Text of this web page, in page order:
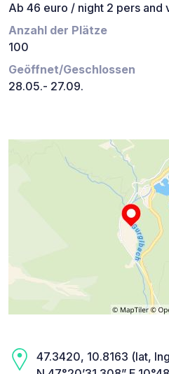
Ab 46 euro / night 2 pers and
Anzahl der Plätze
100
Geöffnet/Geschlossen
28.05.- 27.09.
47.3420, 10.8163 (lat,